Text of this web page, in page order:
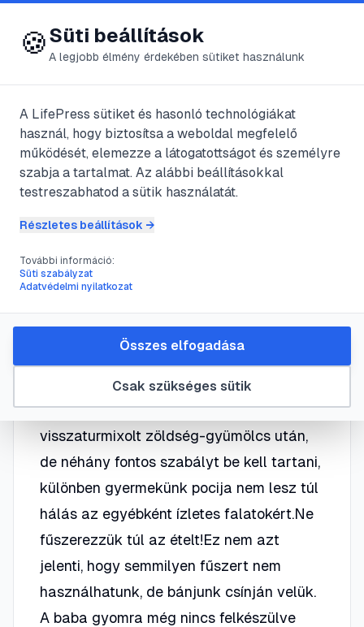
😍 LifePress
@figyelo
2022. május 27. · 3perc olvasás
Mit egyen a baba?
babának megjelentek az első fogacskái,
Főzhetünk már közös „valódi” ételeket,
ami nagyon jó érzés a sok össze-
visszaturmixolt zöldség-gyümölcs után,
de néhány fontos szabályt be kell tartani,
különben gyermekünk pocija nem lesz túl
hálás az egyébként ízletes falatokért.Ne
fűszerezzük túl az ételt!Ez nem azt
jelenti, hogy semmilyen fűszert nem
használhatunk, de bánjunk csínján velük.
A baba gyomra még nincs felkészülve
🍪Süti beállítások
A legjobb élmény érdekében sütiket használunk
A LifePress sütiket és hasonló technológiákat
használ, hogy biztosítsa a weboldal megfelelő
működését, elemezze a látogatottságot és személyre
szabja a tartalmat. Az alábbi beállításokkal
testreszabhatod a sütik használatát.
Részletes beállítások →
További információ:
Süti szabályzat
Adatvédelmi nyilatkozat
Csak szükséges sütik
Összes elfogadása